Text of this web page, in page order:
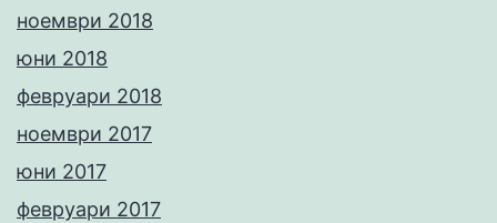
ноември 2018
юни 2018
февруари 2018
ноември 2017
юни 2017
февруари 2017